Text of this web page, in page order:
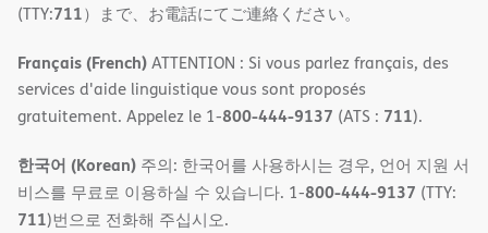
(TTY:711）まで、お電話にてご連絡ください。
Français (French)ATTENTION : Si vous parlez français, des
services d'aide linguistique vous sont proposés
gratuitement. Appelez le 1-800-444-9137 (ATS : 711).
한국어 (Korean) 주의: 한국어를 사용하시는 경우, 언어 지원 서
비스를 무료로 이용하실 수 있습니다. 1-800-444-9137 (TTY:
711)번으로 전화해 주십시오.